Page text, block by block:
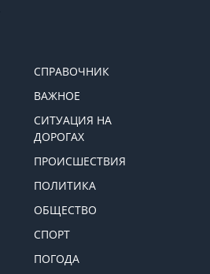
СПРАВОЧНИК
ВАЖНОЕ
СИТУАЦИЯ НА
ДОРОГАХ
ПРОИСШЕСТВИЯ
ПОЛИТИКА
ОБЩЕСТВО
СПОРТ
ПОГОДА